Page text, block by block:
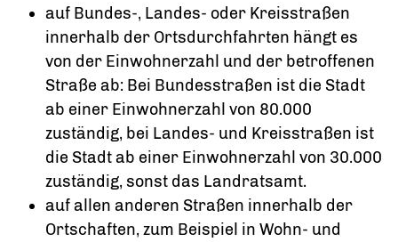
auf Bundes-, Landes- oder Kreisstraßen
innerhalb der Ortsdurchfahrten hängt es
von der Einwohnerzahl und der betroffenen
Straße ab: Bei Bundesstraßen ist die Stadt
ab einer Einwohnerzahl von 80.000
zuständig, bei Landes- und Kreisstraßen ist
die Stadt ab einer Einwohnerzahl von 30.000
zuständig, sonst das Landratsamt.
auf allen anderen Straßen innerhalb der
Ortschaften, zum Beispiel in Wohn- und